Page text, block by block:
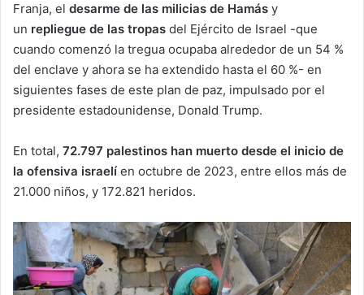
Franja, el desarme de las milicias de Hamás y
un repliegue de las tropas del Ejército de Israel -que
cuando comenzó la tregua ocupaba alrededor de un 54 %
del enclave y ahora se ha extendido hasta el 60 %- en
siguientes fases de este plan de paz, impulsado por el
presidente estadounidense, Donald Trump.
En total, 72.797 palestinos han muerto desde el inicio de
la ofensiva israelí en octubre de 2023, entre ellos más de
21.000 niños, y 172.821 heridos.